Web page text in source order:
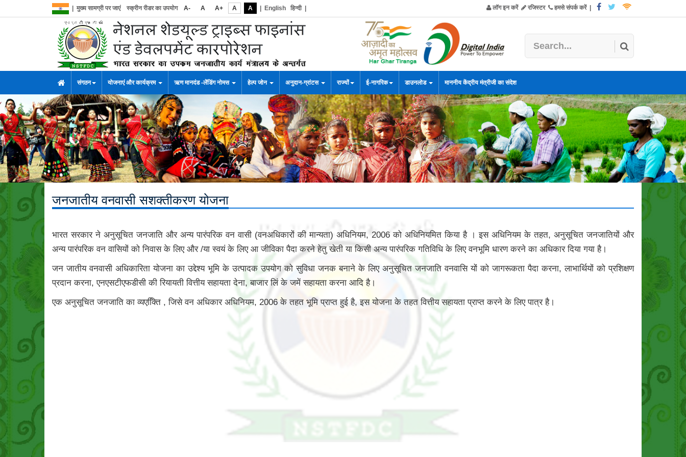
मुख्य सामग्री पर जाएं स्क्रीन रीडर का उपयोग A- A A+ A A English हिन्दी| लॉग इन करें रजिस्टर हमसे संपर्क करें|
संगठन योजनाएं और कार्यक्रम ऋण मानदंड -लेंडिंग नोमस हेल्प जोन अनुदान-ग्रांटस राज्यों ई-नागरिक डाउनलोड माननीय केंद्रीय मंत्रीजी का संदेश
जनजातीय वनवासी सशक्तीकरण योजना
भारत सरकार ने अनुसूचित जनजाति और अन्य पारंपरिक वन वासी (वनअधिकारों की मान्यता) अधिनियम, 2006 को अधिनियमित किया है । इस अधिनियम के तहत, अनुसूचित जनजातियों और
अन्य पारंपरिक वन वासियों को निवास के लिए और /या स्वयं के लिए आ जीविका पैदा करने हेतु खेती या किसी अन्य पारंपरिक गतिविधि के लिए वनभूमि धारण करने का अधिकार दिया गया है।
जन जातीय वनवासी अधिकारिता योजना का उद्देश्य भूमि के उत्पादक उपयोग को सुविधा जनक बनाने के लिए अनुसूचित जनजाति वनवासि यों को जागरूकता पैदा करना, लाभार्थियों को प्रशिक्षण
प्रदान करना, एनएसटीएफडीसी की रियायती वित्तीय सहायता देना, बाजार लिं के जमें सहायता करना आदि है।
एक अनुसूचित जनजाति का व्यएक्तिि , जिसे वन अधिकार अधिनियम, 2006 के तहत भूमि प्राप्त हुई है, इस योजना के तहत वित्तीय सहायता प्राप्त करने के लिए पात्र है।